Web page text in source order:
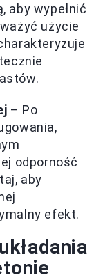
aby wypełnić
użycie
– Po
odporność
aby
efekt.